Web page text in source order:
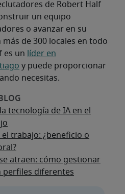
de Robert Half
un equipo
o avanzar en su
de 300 locales en todo
es un
líder en
y puede proporcionar
necesitas.
tecnología de IA en el
el trabajo: ¿beneficio o
atraen: cómo gestionar
perfiles diferentes